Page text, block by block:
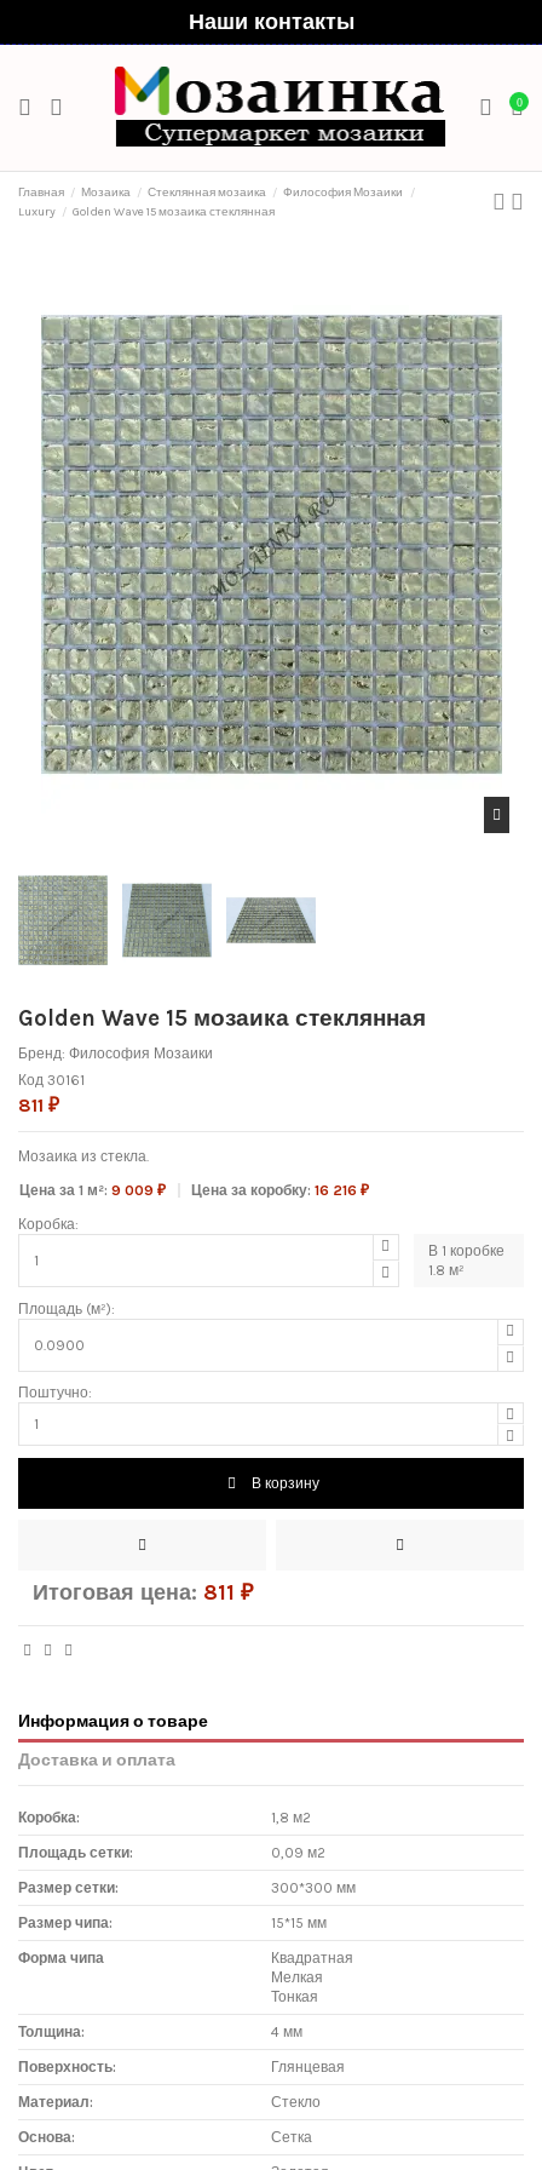
Наши контакты
0
Главная Мозаика Стеклянная мозаика
Философия Мозаики
Luxury
Golden Wave 15 мозаика стеклянная
Golden Wave 15 мозаика стеклянная
Бренд: Философия Мозаики
Код 30161
811 ₽
Мозаика из стекла.
Цена за 1 м²:9 009 ₽ Цена за коробку:16 216 ₽
Коробка:
В 1 коробке
1.8 м²
Площадь (м²):
Поштучно:
В корзину
Итоговая цена: 811 ₽
Информация о товаре
Доставка и оплата
Коробка: 1,8 м2
Площадь сетки: 0,09 м2
Размер сетки: 300*300 мм
Размер чипа: 15*15 мм
Форма чипа
Квадратная
Мелкая
Тонкая
Толщина: 4 мм
Поверхность: Глянцевая
Материал: Стекло
Основа: Сетка